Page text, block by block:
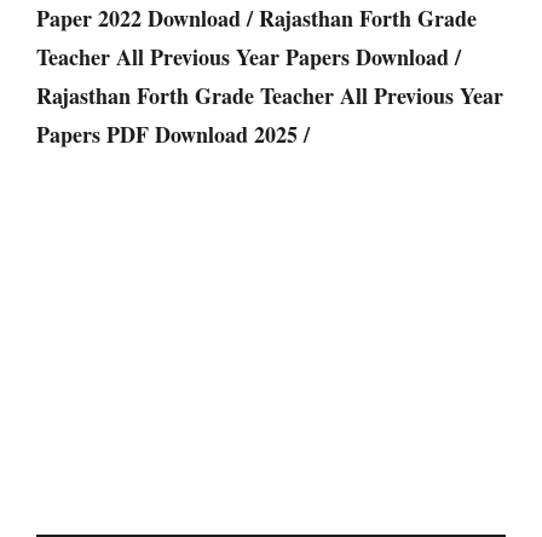
Paper 2022 Download / Rajasthan Forth Grade
Teacher All Previous Year Papers Download /
Rajasthan Forth Grade Teacher All Previous Year
Papers PDF Download 2025 /